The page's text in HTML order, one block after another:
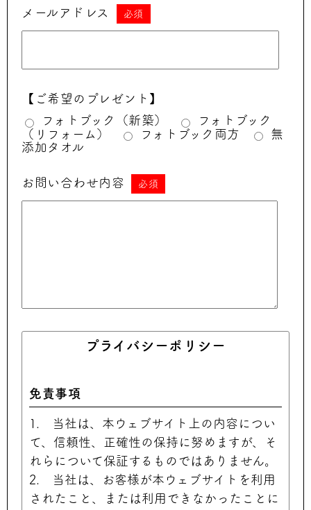
メールアドレス 必須
【ご希望のプレゼント】
フォトブック（新築）
フォトブック
（リフォーム）
フォトブック両方
無
添加タオル
お問い合わせ内容 必須
プライバシーポリシー
免責事項
1. 当社は、本ウェブサイト上の内容につい
て、信頼性、正確性の保持に努めますが、そ
れらについて保証するものではありません。
2. 当社は、お客様が本ウェブサイトを利用
されたこと、または利用できなかったことに